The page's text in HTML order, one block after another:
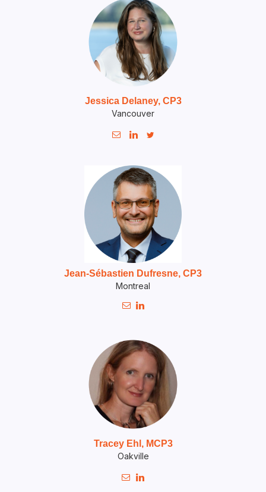
Jessica Delaney, CP3
Vancouver
  
Jean-Sébastien Dufresne, CP3
Montreal
 
Tracey Ehl, MCP3
Oakville
 